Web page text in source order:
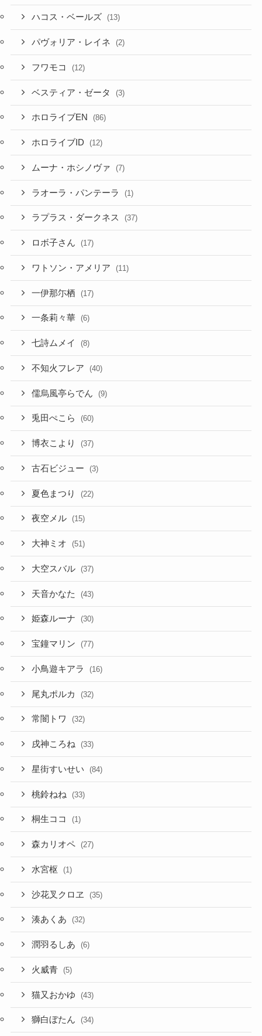
ハコス・ベールズ (13)
パヴォリア・レイネ (2)
フワモコ (12)
ベスティア・ゼータ (3)
ホロライブEN (86)
ホロライブID (12)
ムーナ・ホシノヴァ (7)
ラオーラ・パンテーラ (1)
ラプラス・ダークネス (37)
ロボ子さん (17)
ワトソン・アメリア (11)
一伊那尓栖 (17)
一条莉々華 (6)
七詩ムメイ (8)
不知火フレア (40)
儒烏風亭らでん (9)
兎田ぺこら (60)
博衣こより (37)
古石ビジュー (3)
夏色まつり (22)
夜空メル (15)
大神ミオ (51)
大空スバル (37)
天音かなた (43)
姫森ルーナ (30)
宝鐘マリン (77)
小鳥遊キアラ (16)
尾丸ポルカ (32)
常闇トワ (32)
戌神ころね (33)
星街すいせい (84)
桃鈴ねね (33)
桐生ココ (1)
森カリオペ (27)
水宮枢 (1)
沙花叉クロヱ (35)
湊あくあ (32)
潤羽るしあ (6)
火威青 (5)
猫又おかゆ (43)
獅白ぼたん (34)